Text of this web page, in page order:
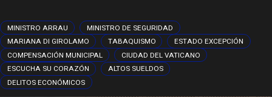
MINISTRO ARRAU
MINISTRO DE SEGURIDAD
MARIANA DI GIROLAMO
TABAQUISMO
ESTADO EXCEPCIÓN
COMPENSACIÓN MUNICIPAL
CIUDAD DEL VATICANO
ESCUCHA SU CORAZÓN
ALTOS SUELDOS
DELITOS ECONÓMICOS